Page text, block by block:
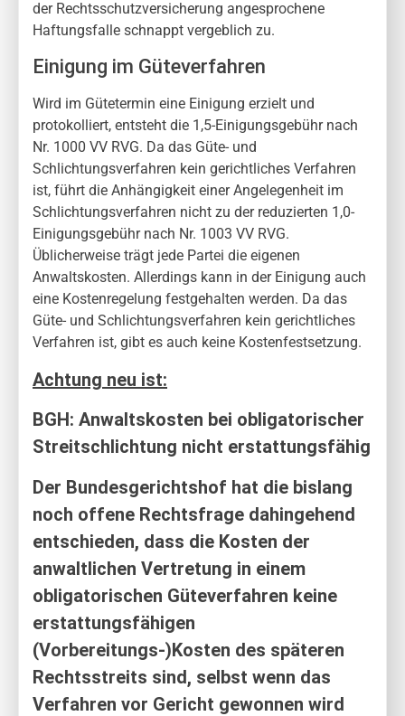
der Rechtsschutzversicherung angesprochene
Haftungsfalle schnappt vergeblich zu.
Einigung im Güteverfahren
Wird im Gütetermin eine Einigung erzielt und
protokolliert, entsteht die 1,5-Einigungsgebühr nach
Nr. 1000 VV RVG. Da das Güte- und
Schlichtungsverfahren kein gerichtliches Verfahren
ist, führt die Anhängigkeit einer Angelegenheit im
Schlichtungsverfahren nicht zu der reduzierten 1,0-
Einigungsgebühr nach Nr. 1003 VV RVG.
Üblicherweise trägt jede Partei die eigenen
Anwaltskosten. Allerdings kann in der Einigung auch
eine Kostenregelung festgehalten werden. Da das
Güte- und Schlichtungsverfahren kein gerichtliches
Verfahren ist, gibt es auch keine Kostenfestsetzung.
Achtung neu ist:
BGH: Anwaltskosten bei obligatorischer
Streitschlichtung nicht erstattungsfähig
Der Bundesgerichtshof hat die bislang
noch offene Rechtsfrage dahingehend
entschieden, dass die Kosten der
anwaltlichen Vertretung in einem
obligatorischen Güteverfahren keine
erstat­tungsfähigen
(Vorbereitungs-)Kosten des späteren
Rechtsstreits sind, selbst wenn das
Verfahren vor Gericht gewonnen wird